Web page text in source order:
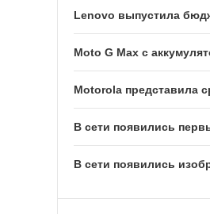
Lenovo выпустила
Moto G Max с
Motorola представила
В сети появились
В сети появились